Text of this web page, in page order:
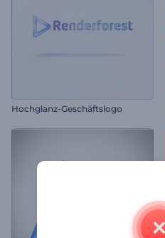
Hochglanz-Geschäftslogo